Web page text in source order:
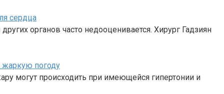
сердца
органов часто недооценивается. Хирург Гадзиян
жаркую погоду
могут происходить при имеющейся гипертонии и